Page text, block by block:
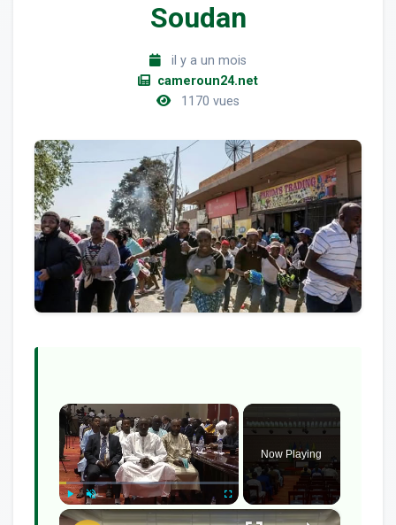
Soudan
il y a un mois
cameroun24.net
1170 vues
×
Play Unmute Fullscreen
Now Playing
×